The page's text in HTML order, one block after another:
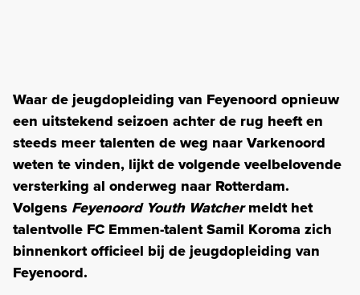
Waar de jeugdopleiding van Feyenoord opnieuw
een uitstekend seizoen achter de rug heeft en
steeds meer talenten de weg naar Varkenoord
weten te vinden, lijkt de volgende veelbelovende
versterking al onderweg naar Rotterdam.
Volgens Feyenoord Youth Watchermeldt het
talentvolle FC Emmen-talent Samil Koroma zich
binnenkort officieel bij de jeugdopleiding van
Feyenoord.